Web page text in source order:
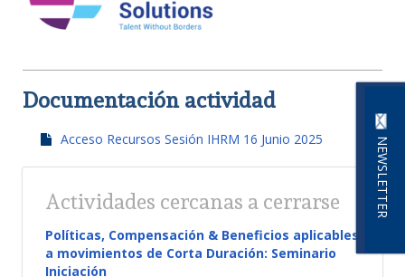
NEWSLETTER
Documentación actividad
Acceso Recursos Sesión IHRM 16 Junio 2025
Actividades cercanas a cerrarse
Políticas, Compensación & Beneficios aplicables
a movimientos de Corta Duración: Seminario
Iniciación